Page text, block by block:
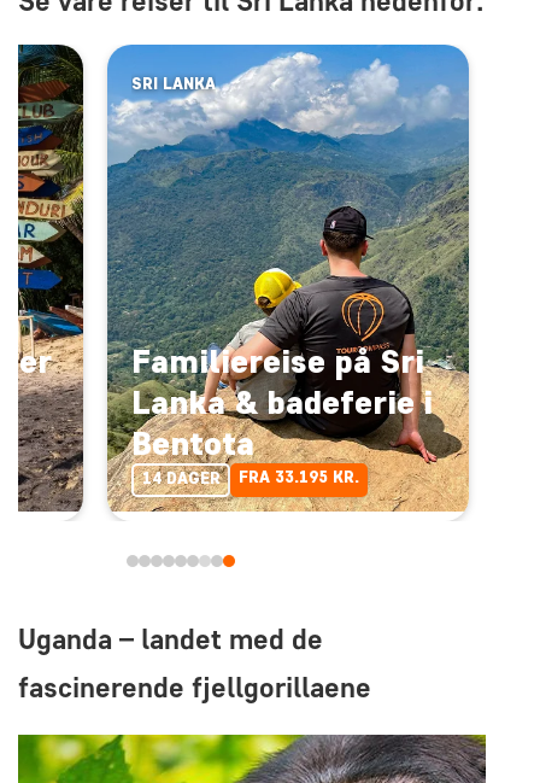
SRI LANKA
Familiereise på Sri
Lanka & badeferie i
Bentota
14 DAGER FRA 33.195 KR.
Uganda – landet med de
fascinerende fjellgorillaene